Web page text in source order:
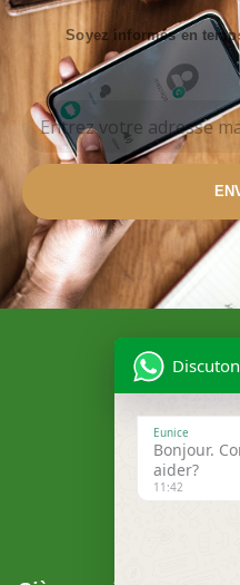
Soyez informés en
Eunice
Bonjour.
aider?
11:42